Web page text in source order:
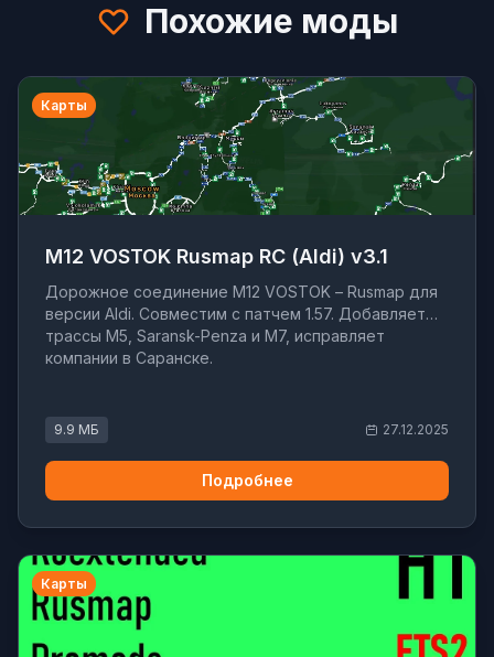
Похожие моды
Карты
M12 VOSTOK Rusmap RC (Aldi) v3.1
Дорожное соединение M12 VOSTOK – Rusmap для
версии Aldi. Совместим с патчем 1.57. Добавляет
трассы M5, Saransk-Penza и M7, исправляет
компании в Саранске.
9.9 МБ 27.12.2025
Подробнее
Карты